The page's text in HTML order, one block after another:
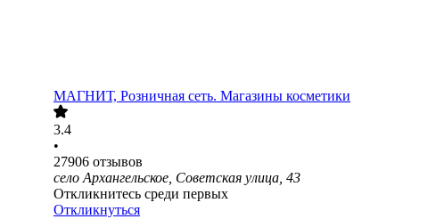
МАГНИТ, Розничная сеть. Магазины косметики
3.4
•
27906 отзывов
село Архангельское, Советская улица, 43
Откликнитесь среди первых
Откликнуться